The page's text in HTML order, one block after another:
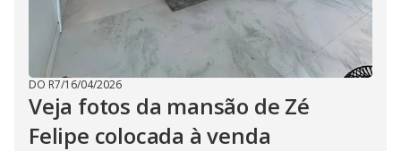
DO R7/16/04/2026
Veja fotos da mansão de Zé
Felipe colocada à venda